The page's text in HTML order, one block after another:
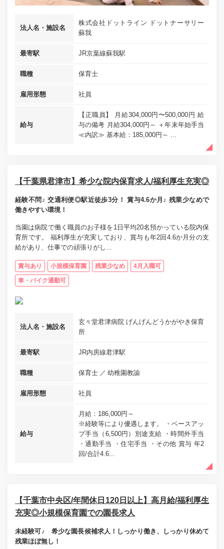
法人名・施設名
株式会社ドットライン ドットナーサリー
蘇我
最寄駅 JR京葉線蘇我駅
職種 保育士
雇用形態 社員
給与
【正職員】 月給304,000円〜500,000円 給
与の備考 月給304,000円～ ＋年末年始手当
≪内訳≫ 基本給：185,000円～ ...
【千葉県君津市】希少な院内保育求人/福利厚生充実◎
経験不問♪ 交通利便◎駅近徒歩3分！ 賞与4.6か月♪ 残業少なめで
働きやすい環境！
当園は病院で働く職員のお子様を1日平均20名預かっている院内保
育所です。 福利厚生が充実しており、賞与も年2回4.6か月分の支
給があり、仕事での頑張りがし...
賞与あり 小規模保育園 残業少なめ 4月入職可
車・バイク通勤可
法人名・施設名
玄々堂君津病院 げんげんどうかがやき保育
所
最寄駅 JR内房線君津駅
職種 保育士 幼稚園教諭
雇用形態 社員
給与
月給：186,000円～
※経験等により優遇します。 ・ベースアッ
プ手当（6,500円）別途支給 ・時間外手当
・通勤手当 ・住宅手当 ・その他 賞与 年2
回/合計4.6...
【千葉市中央区/年間休日120日以上】高月給/福利厚生
充実◎小規模保育園での園長求人
未経験可♪ 希少な園長候補求人！しっかり働き、しっかり休めて
残業ほぼ無し！